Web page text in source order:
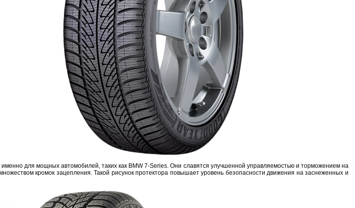
для мощных автомобилей, таких как BMW 7-Series. Они славятся улучшенной управляемостью и торможением на
кромок зацепления. Такой рисунок протектора повышает уровень безопасности движения на заснеженных и